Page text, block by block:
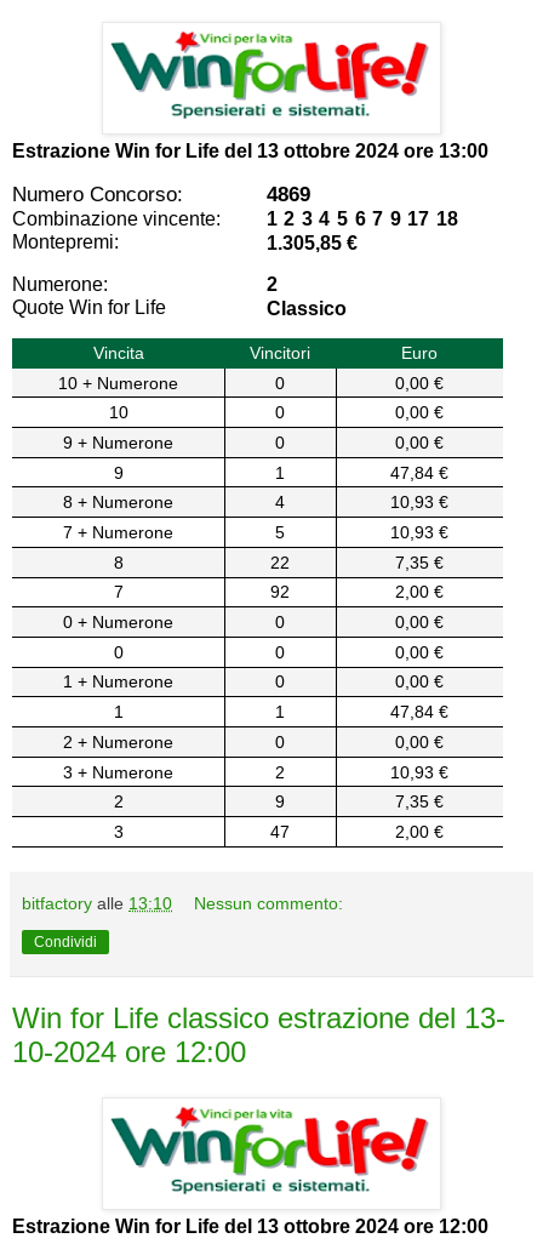
Estrazione Win for Life del 13 ottobre 2024 ore 13:00
Numero Concorso: 4869
Combinazione vincente:
1 2 3 4 5 6 7 9 17 18
Montepremi:
1.305,85 €
Numerone:
2
Quote Win for Life
Classico
Vincita Vincitori
Euro
10 + Numerone
0
0,00 €
10
0
0,00 €
9 + Numerone
0
0,00 €
9
1
47,84 €
8 + Numerone
4
10,93 €
7 + Numerone
5
10,93 €
8
22
7,35 €
7
92
2,00 €
0 + Numerone
0
0,00 €
0
0
0,00 €
1 + Numerone
0
0,00 €
1
1
47,84 €
2 + Numerone
0
0,00 €
3 + Numerone
2
10,93 €
2
9
7,35 €
3
47 2,00 €
bitfactory alle 13:10 Nessun commento:
Condividi
Win for Life classico estrazione del 13-
10-2024 ore 12:00
Estrazione Win for Life del 13 ottobre 2024 ore 12:00